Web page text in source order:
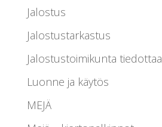
Jalostus
Jalostustarkastus
Jalostustoimikunta tiedottaa
Luonne ja käytös
MEJÄ